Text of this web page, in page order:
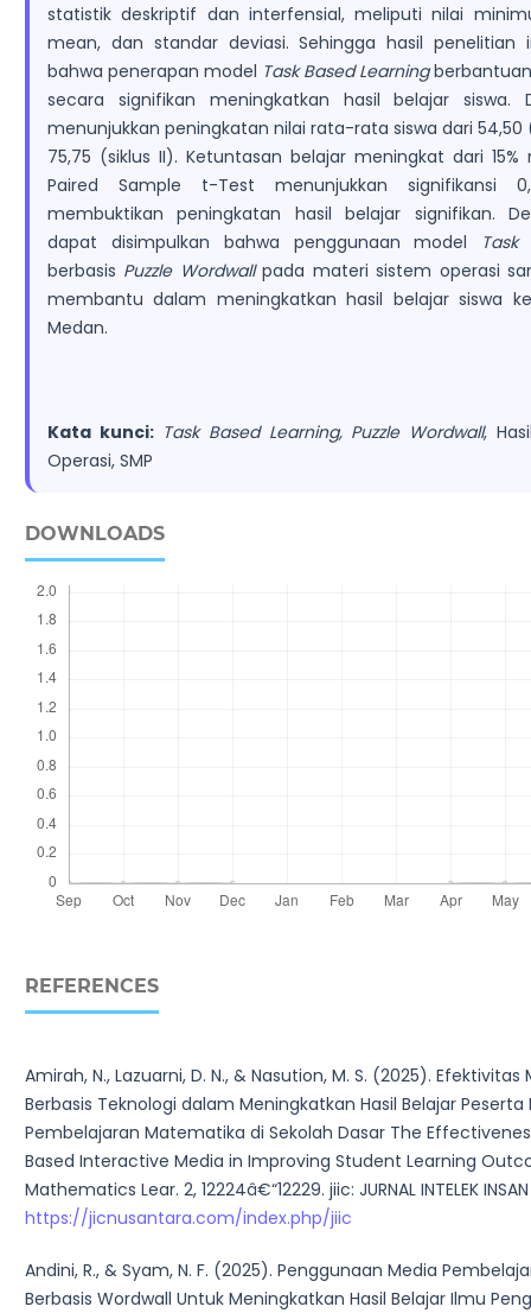
statistik deskriptif dan interfensial, meliputi nilai
mean, dan standar deviasi. Sehingga hasil penelitian
bahwa penerapan model Task Based Learning
secara signifikan meningkatkan hasil belajar siswa.
menunjukkan peningkatan nilai rata-rata siswa dari 54,50
75,75 (siklus II). Ketuntasan belajar meningkat dari 15%
Paired Sample t-Test menunjukkan signifikansi
membuktikan peningkatan hasil belajar signifikan.
dapat disimpulkan bahwa penggunaan model Task
berbasis Puzzle Wordwallpada materi sistem operasi
membantu dalam meningkatkan hasil belajar siswa
Medan.
Kata kunci: Task Based Learning, Puzzle Wordwall,
Operasi, SMP
DOWNLOADS
REFERENCES
Amirah, N., Lazuarni, D. N., & Nasution, M. S. (2025).
Berbasis Teknologi dalam Meningkatkan Hasil Belajar Peserta
Pembelajaran Matematika di Sekolah Dasar The
Based Interactive Media in Improving Student Learning
Mathematics Lear. 2, 12224â€“12229. jiic: JURNAL INTELEK INSAN
https://jicnusantara.com/index.php/jiic
Andini, R., & Syam, N. F. (2025). Penggunaan Media
Berbasis Wordwall Untuk Meningkatkan Hasil Belajar Ilmu